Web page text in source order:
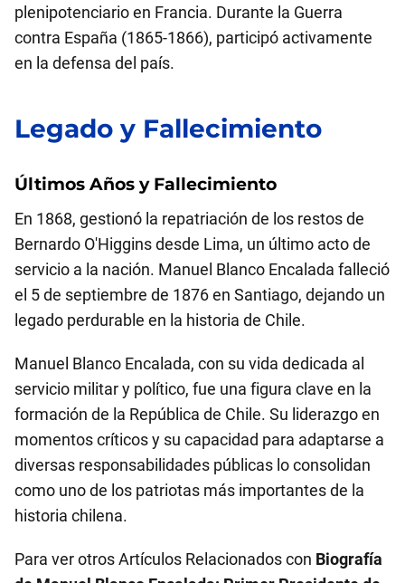
plenipotenciario en Francia. Durante la Guerra
contra España (1865-1866), participó activamente
en la defensa del país.
Legado y Fallecimiento
Últimos Años y Fallecimiento
En 1868, gestionó la repatriación de los restos de
Bernardo O'Higgins desde Lima, un último acto de
servicio a la nación. Manuel Blanco Encalada falleció
el 5 de septiembre de 1876 en Santiago, dejando un
legado perdurable en la historia de Chile.
Manuel Blanco Encalada, con su vida dedicada al
servicio militar y político, fue una figura clave en la
formación de la República de Chile. Su liderazgo en
momentos críticos y su capacidad para adaptarse a
diversas responsabilidades públicas lo consolidan
como uno de los patriotas más importantes de la
historia chilena.
Para ver otros Artículos Relacionados con Biografía